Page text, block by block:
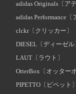
adidas Originals〔ア
adidas Performance
clckr〔クリッカー〕
DIESEL〔ディーゼル
LAUT〔ラウト〕
OtterBox〔オッター
PIPETTO〔ピペット〕